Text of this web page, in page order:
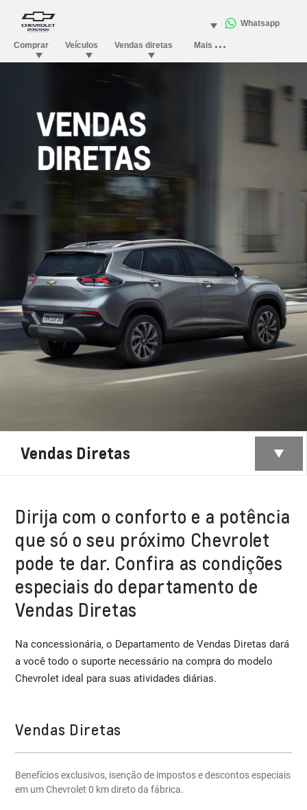
Vendas Diretas
Dirija com o conforto e a potência
que só o seu próximo Chevrolet
pode te dar. Confira as condições
especiais do departamento de
Vendas Diretas
Na concessionária, o Departamento de Vendas Diretas dará
a você todo o suporte necessário na compra do modelo
Chevrolet ideal para suas atividades diárias.
Vendas Diretas
Benefícios exclusivos, isenção de impostos e descontos especiais
em um Chevrolet 0 km direto da fábrica.